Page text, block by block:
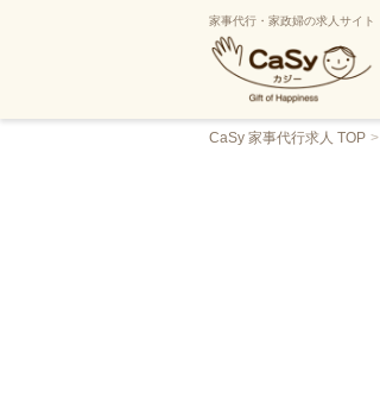
家事代行・家政婦の求人サイト
CaSy 家事代行求人 TOP